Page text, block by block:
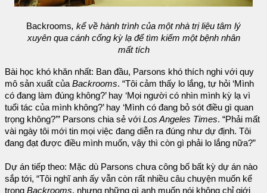
Backrooms, kể về hành trình của một nhà trị liệu tâm lý
xuyên qua cánh cổng kỳ lạ để tìm kiếm một bệnh nhân
mất tích
Bài học khó khăn nhất: Ban đầu, Parsons khó thích nghi với quy
mô sản xuất của Backrooms. “Tôi cảm thấy lo lắng, tự hỏi ‘Mình
có đang làm đúng không?’ hay ‘Mọi người có nhìn mình kỳ lạ vì
tuổi tác của mình không?’ hay ‘Mình có đang bỏ sót điều gì quan
trọng không?’” Parsons chia sẻ với Los Angeles Times. “Phải mất
vài ngày tôi mới tin mọi việc đang diễn ra đúng như dự định. Tôi
đang đạt được điều mình muốn, vậy thì còn gì phải lo lắng nữa?”
Dự án tiếp theo: Mặc dù Parsons chưa công bố bất kỳ dự án nào
sắp tới, “Tôi nghĩ anh ấy vẫn còn rất nhiều câu chuyện muốn kể
trong Backrooms, nhưng những gì anh muốn nói không chỉ giới